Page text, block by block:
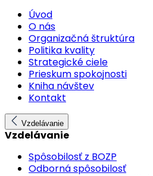
Úvod
O nás
Organizačná štruktúra
Politika kvality
Strategické ciele
Prieskum spokojnosti
Kniha návštev
Kontakt
Vzdelávanie
Vzdelávanie
Spôsobilosť z BOZP
Odborná spôsobilosť